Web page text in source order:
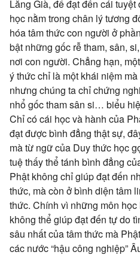
Lăng Già, đểđạt đến cái tuyệt
học nằm trong chân lý tương
hóatâm thứccon người ở
bật những gốc rễ tham, sân, si,
nơi con người. Chẳng hạn, một
ý thứcchỉ là một khái niệm mà
nhưng chúng tachỉchứng
nhổ gốctham sân si… biểu
Chỉ có cái học và hành của
đạtđượcbình đẳng thật sự,
màtừ ngữcủa Duy thức học
tuệthấythể tánh bình đẳng
Phật không chỉ giúpđạt đến
thức, mà còn ở bình diện tâm
thức. Chính vì những môn học
không thể giúpđạt đến tự do
sâu nhất củatâm thức mà
các nước “hậu công nghiệp”